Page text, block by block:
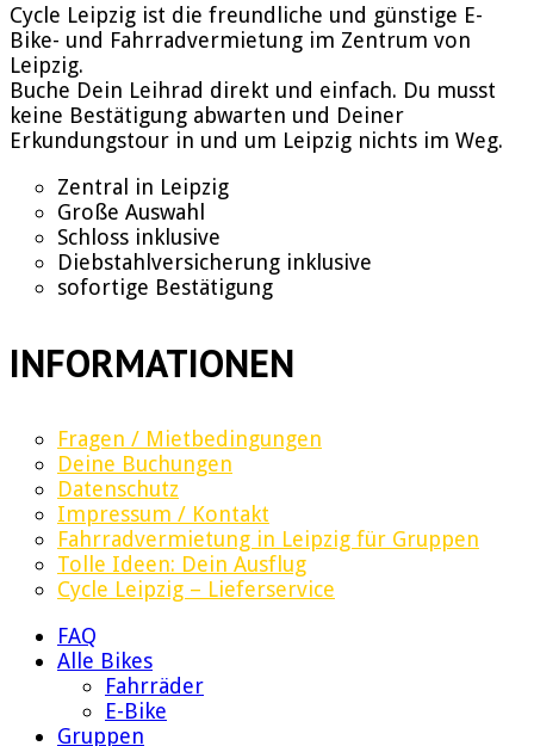
Cycle Leipzig ist die freundliche und günstige E-
Bike- und Fahrradvermietung im Zentrum von
Leipzig.
Buche Dein Leihrad direkt und einfach. Du musst
keine Bestätigung abwarten und Deiner
Erkundungstour in und um Leipzig nichts im Weg.
Zentral in Leipzig
Große Auswahl
Schloss inklusive
Diebstahlversicherung inklusive
sofortige Bestätigung
INFORMATIONEN
Fragen / Mietbedingungen
Deine Buchungen
Datenschutz
Impressum / Kontakt
Fahrradvermietung in Leipzig für Gruppen
Tolle Ideen: Dein Ausflug
Cycle Leipzig – Lieferservice
FAQ
Alle Bikes
Fahrräder
E-Bike
Gruppen